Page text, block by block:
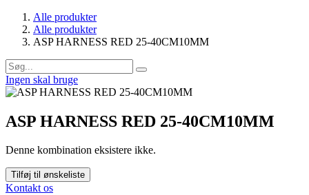
Alle produkter
Alle produkter
ASP HARNESS RED 25-40CM10MM
Ingen skal bruge
ASP HARNESS RED 25-40CM10MM
Denne kombination eksistere ikke.
Tilføj til ønskeliste
Kontakt os